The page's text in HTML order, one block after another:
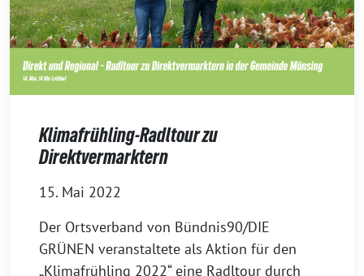
Klimafrühling-Radltour zu
Direktvermarktern
15. Mai 2022
Der Ortsverband von Bündnis90/DIE
GRÜNEN veranstaltete als Aktion für den
„Klimafrühling 2022“ eine Radltour durch